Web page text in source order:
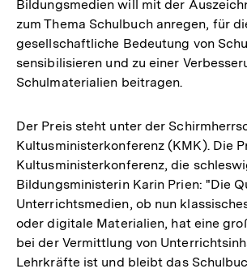
Bildungsmedien will mit der
zum Thema Schulbuch anregen, für
gesellschaftliche Bedeutung von
sensibilisieren und zu einer
Schulmaterialien beitragen.
Der Preis steht unter der
Kultusministerkonferenz (KMK). Die
Kultusministerkonferenz, die
Bildungsministerin Karin Prien: "Die
Unterrichtsmedien, ob nun
oder digitale Materialien, hat eine
bei der Vermittlung von
Lehrkräfte ist und bleibt das